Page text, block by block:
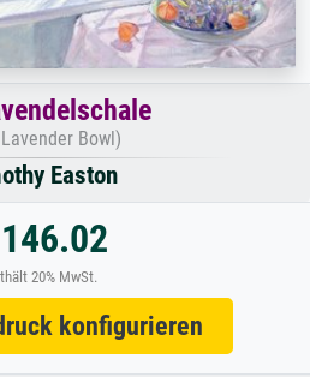
Bowl)
Easton
20% MwSt.
konfigurieren